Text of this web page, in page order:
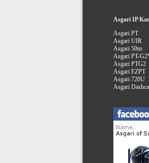
Asgari IP
Asgari PT
Asgari UIR
Asgari 50m
Asgari PT-
Asgari PTG2
Asgari EZPT
Asgari 720U
Asgari